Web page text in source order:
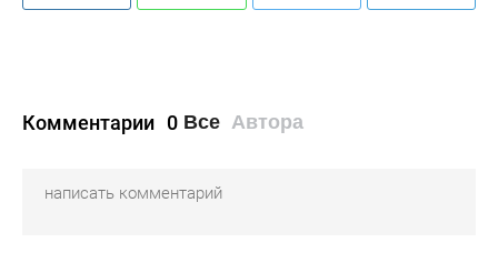
Комментарии 0 Все Автора